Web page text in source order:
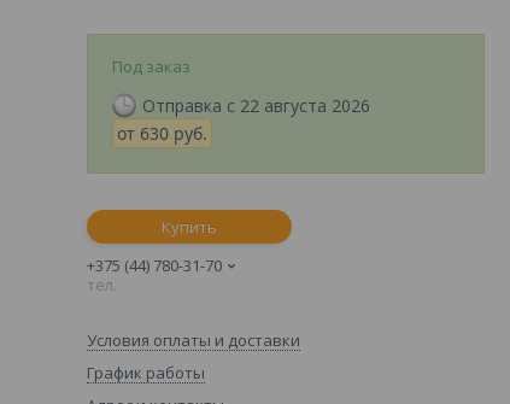
Под заказ
Отправка с 22 августа 2026
от 630 руб.
Купить
+375 (44) 780-31-70
тел.
Условия оплаты и доставки
График работы